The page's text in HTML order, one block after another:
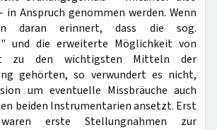
in Anspruch genommen werden. Wenn
daran erinnert, dass die sog.
und die erweiterte Möglichkeit von
zu den wichtigsten Mitteln der
gehörten, so verwundert es nicht,
um eventuelle Missbräuche auch
beiden Instrumentarien ansetzt. Erst
erste Stellungnahmen zur